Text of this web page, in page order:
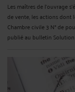
Les maîtres de l'ouvrage
de vente, les actions dont
Chambre civile 3 N° de
publié au bulletin Solution